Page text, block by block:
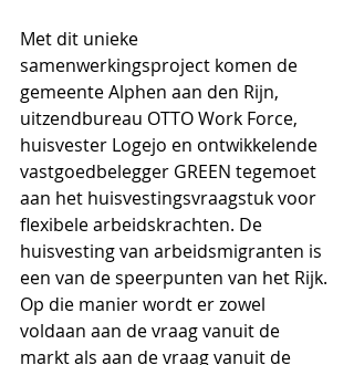
Met dit unieke
samenwerkingsproject komen de
gemeente Alphen aan den Rijn,
uitzendbureau OTTO Work Force,
huisvester Logejo en ontwikkelende
vastgoedbelegger GREEN tegemoet
aan het huisvestingsvraagstuk voor
flexibele arbeidskrachten. De
huisvesting van arbeidsmigranten is
een van de speerpunten van het Rijk.
Op die manier wordt er zowel
voldaan aan de vraag vanuit de
markt als aan de vraag vanuit de